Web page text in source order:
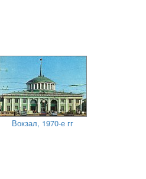
Вокзал, 1970-е гг